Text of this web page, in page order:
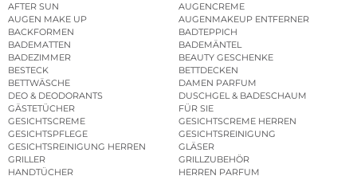
AFTER SUN
AUGENCREME
AUGEN MAKE UP
AUGENMAKEUP ENTFERNER
BACKFORMEN
BADTEPPICH
BADEMATTEN
BADEMÄNTEL
BADEZIMMER
BEAUTY GESCHENKE
BESTECK
BETTDECKEN
BETTWÄSCHE
DAMEN PARFUM
DEO & DEODORANTS
DUSCHGEL & BADESCHAUM
GÄSTETÜCHER
FÜR SIE
GESICHTSCREME
GESICHTSCREME HERREN
GESICHTSPFLEGE
GESICHTSREINIGUNG
GESICHTSREINIGUNG HERREN
GLÄSER
GRILLER
GRILLZUBEHÖR
HANDTÜCHER
HERREN PARFUM